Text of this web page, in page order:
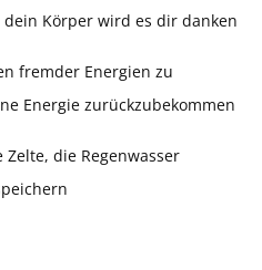
Körper wird es dir danken
fremder Energien zu
Energie zurückzubekommen
die Regenwasser